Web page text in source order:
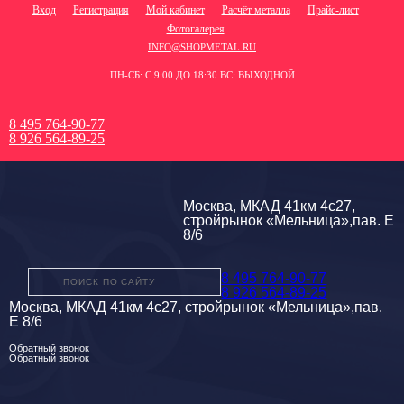
Вход Регистрация Мой кабинет Расчёт металла
Прайс-лист
Фотогалерея
INFO@SHOPMETAL.RU
ПН-СБ: С 9:00 ДО 18:30 ВС: ВЫХОДНОЙ
8 495 764-90-77
8 926 564-89-25
Москва, МКАД 41км 4с27,
стройрынок «Мельница»,пав. Е
8/6
8 495 764-90-77
8 926 564-89-25
Москва, МКАД 41км 4с27, стройрынок «Мельница»,пав.
Е 8/6
Обратный звонок
Обратный звонок